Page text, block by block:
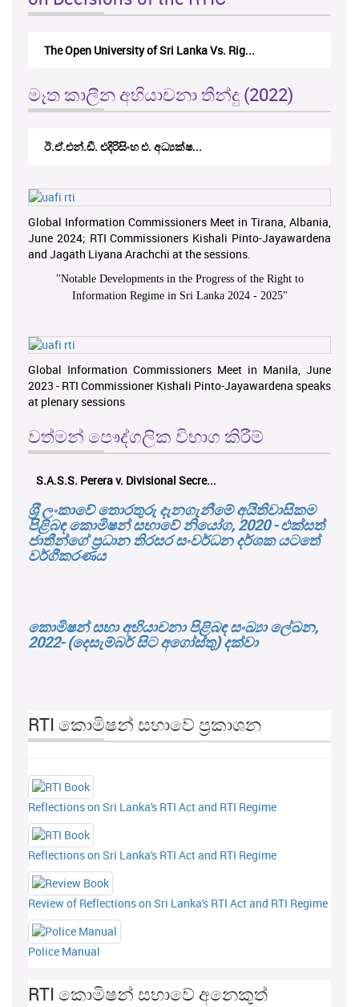
The Open University of Sri Lanka Vs. Rig...
මෑත කාලීන අභියාචනා තීන්දු (2022)
ඊ.ඒ.එන්.ඩී. එදිරිසිංහ එ. අධ්‍යක්ෂ...
Global Information Commissioners Meet in Tirana, Albania,
June 2024; RTI Commissioners Kishali Pinto-Jayawardena
and Jagath Liyana Arachchi at the sessions.
"Notable Developments in the Progress of the Right to
Information Regime in Sri Lanka 2024 - 2025"
Global Information Commissioners Meet in Manila, June
2023 - RTI Commissioner Kishali Pinto-Jayawardena speaks
at plenary sessions
වත්මන් පෞද්ගලික විභාග කිරීම්
S.A.S.S. Perera v. Divisional Secre...
ශ‍්‍රී ලංකාවේ තොරතුරු දැනගැනීමේ අයිතිවාසිකම
පිළිබඳ කොමිෂන් සභාවේ නියෝග, 2020 - එක්සත්
ජාතීන්ගේ ප්‍රධාන තිරසර සංවර්ධන දර්ශක යටතේ
වර්ගීකරණය
කොමිෂන් සභා අභියාචනා පිළිබඳ සංඛ්‍යා ලේඛන,
2022- (දෙසැම්බර් සිට අගෝස්තු) දක්වා
RTI කොමිෂන් සභාවේ ප්‍රකාශන
Reflections on Sri Lanka's RTI Act and RTI Regime
Reflections on Sri Lanka's RTI Act and RTI Regime
Review of Reflections on Sri Lanka's RTI Act and RTI Regime
Police Manual
RTI කොමිෂන් සභාවේ අනෙකුත්